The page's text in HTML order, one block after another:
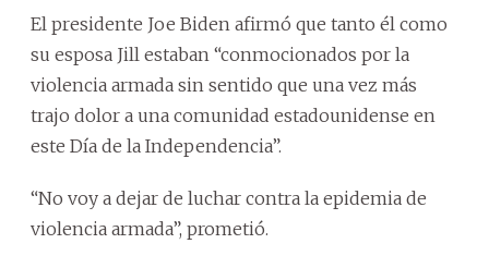
El presidente Joe Biden afirmó que tanto él como
su esposa Jill estaban “conmocionados por la
violencia armada sin sentido que una vez más
trajo dolor a una comunidad estadounidense en
este Día de la Independencia”.
“No voy a dejar de luchar contra la epidemia de
violencia armada”, prometió.